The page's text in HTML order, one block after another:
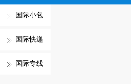
国际小包
国际快递
国际专线